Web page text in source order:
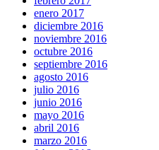
enero 2017
diciembre 2016
noviembre 2016
octubre 2016
septiembre 2016
agosto 2016
julio 2016
junio 2016
mayo 2016
abril 2016
marzo 2016